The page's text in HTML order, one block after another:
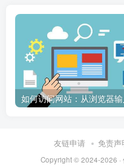
友链申请 免责声
Copyright © 2024-2026 ·